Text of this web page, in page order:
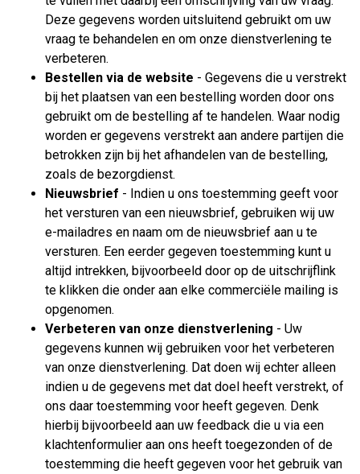
Deze gegevens worden uitsluitend gebruikt om uw
vraag te behandelen en om onze dienstverlening te
verbeteren.
Bestellen via de website - Gegevens die u verstrekt
bij het plaatsen van een bestelling worden door ons
gebruikt om de bestelling af te handelen. Waar nodig
worden er gegevens verstrekt aan andere partijen die
betrokken zijn bij het afhandelen van de bestelling,
zoals de bezorgdienst.
Nieuwsbrief - Indien u ons toestemming geeft voor
het versturen van een nieuwsbrief, gebruiken wij uw
e-mailadres en naam om de nieuwsbrief aan u te
versturen. Een eerder gegeven toestemming kunt u
altijd intrekken, bijvoorbeeld door op de uitschrijflink
te klikken die onder aan elke commerciële mailing is
opgenomen.
Verbeteren van onze dienstverlening - Uw
gegevens kunnen wij gebruiken voor het verbeteren
van onze dienstverlening. Dat doen wij echter alleen
indien u de gegevens met dat doel heeft verstrekt, of
ons daar toestemming voor heeft gegeven. Denk
hierbij bijvoorbeeld aan uw feedback die u via een
klachtenformulier aan ons heeft toegezonden of de
toestemming die heeft gegeven voor het gebruik van